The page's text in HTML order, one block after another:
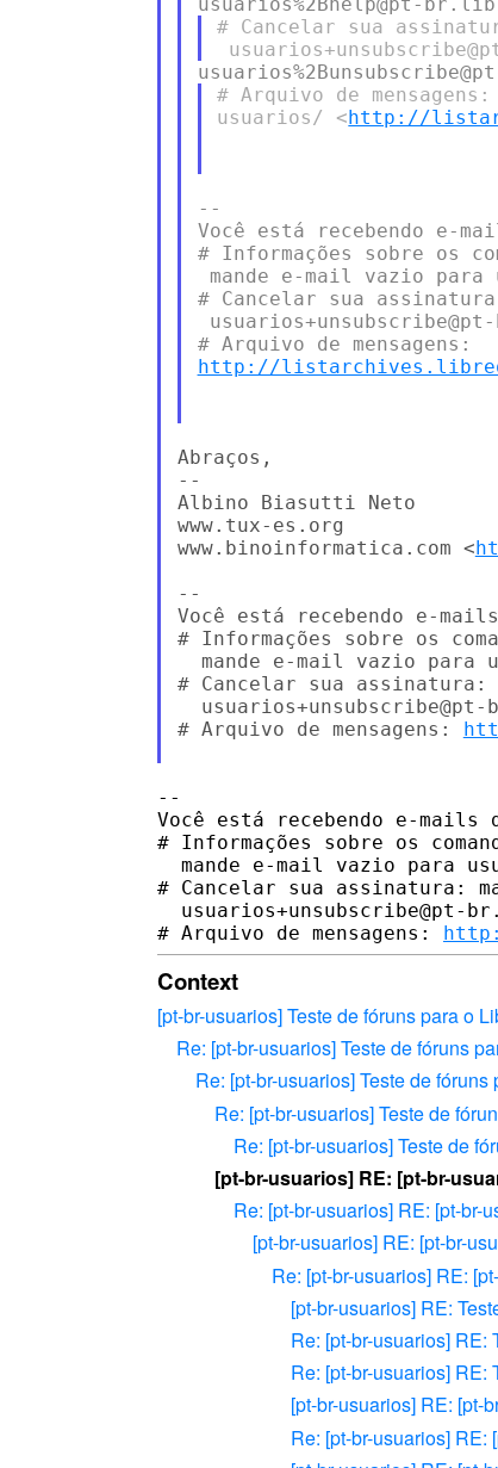
# Cancelar sua
# Arquivo de mensagens:
usuarios/ <http://
--
Você está recebendo e-
# Informações sobre os
mande e-mail vazio
# Cancelar sua
http://
Abraços,
--
Albino Biasutti Neto
www.tux-es.org
www.binoinformatica.com <
--
Você está recebendo e-
# Informações sobre os
mande e-mail vazio para
# Cancelar sua assinatura:
usuarios+unsubscribe@pt-
# Arquivo de mensagens:
--
Você está recebendo e-
# Informações sobre os
mande e-mail vazio para
# Cancelar sua assinatura:
usuarios+unsubscribe@pt-
# Arquivo de mensagens:
Context
[pt-br-usuarios] Teste de fóruns para o
Re: [pt-br-usuarios] Teste de fóruns
Re: [pt-br-usuarios] Teste de
Re: [pt-br-usuarios] Teste de
Re: [pt-br-usuarios] Teste de
[pt-br-usuarios] RE: [pt-br-
Re: [pt-br-usuarios] RE: [pt-br-
[pt-br-usuarios] RE: [pt-br-
Re: [pt-br-usuarios] RE:
[pt-br-usuarios] RE:
Re: [pt-br-usuarios] RE:
Re: [pt-br-usuarios] RE:
[pt-br-usuarios] RE: [pt-
Re: [pt-br-usuarios] RE: